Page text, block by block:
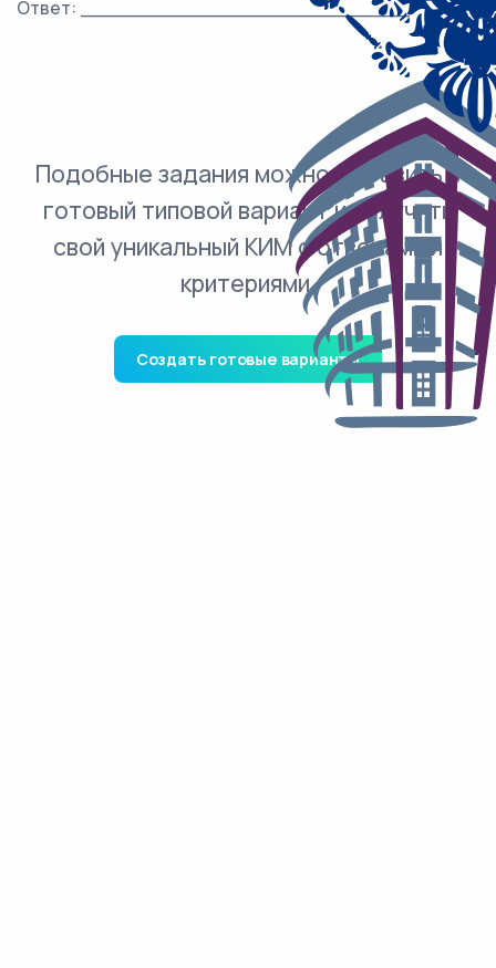
Ответ: ___________________________.
Подобные задания можно добавить в
готовый типовой вариант и получить
свой уникальный КИМ с ответами и
критериями.
Создать готовые варианты